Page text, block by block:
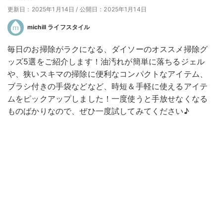
更新日：2025年1月14日 / 公開日：2025年1月14日
michill ライフスタイル
毎日のお掃除がラクになる、ダイソーのオススメ掃除グ
ッズ5選をご紹介します！油汚れが簡単に落ちるジェル
や、狭いスキマの掃除に便利なコンパクトなアイテム、
ブラシ付きの手袋などなど、時短＆手軽に使えるアイテ
ムをピックアップしました！一度使うと手放せなくなる
ものばかりなので、ぜひ一度試してみてください♪